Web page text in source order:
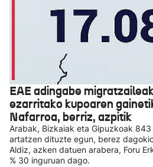
EAE adingabe
ezarritako kupoaren
Nafarroa, berriz, azpitik
Arabak, Bizkaiak eta Gipuzkoak
artatzen dituzte egun, berez
Aldiz, azken datuen arabera, Foru
% 30 inguruan dago.